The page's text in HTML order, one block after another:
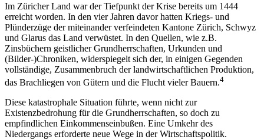
Im Züricher Land war der Tiefpunkt der Krise bereits um 1444
erreicht worden. In den vier Jahren davor hatten Kriegs- und
Plünderzüge der miteinander verfeindeten Kantone Zürich, Schwyz
und Glarus das Land verwüstet. In den Quellen, wie z.B.
Zinsbüchern geistlicher Grundherrschaften, Urkunden und
(Bilder-)Chroniken, widerspiegelt sich der, in einigen Gegenden
vollständige, Zusammenbruch der landwirtschaftlichen Produktion,
das Brachliegen von Gütern und die Flucht vieler Bauern.4
Diese katastrophale Situation führte, wenn nicht zur
Existenzbedrohung für die Grundherrschaften, so doch zu
empfindlichen Einkommenseinbußen. Eine Umkehr des
Niedergangs erforderte neue Wege in der Wirtschaftspolitik.